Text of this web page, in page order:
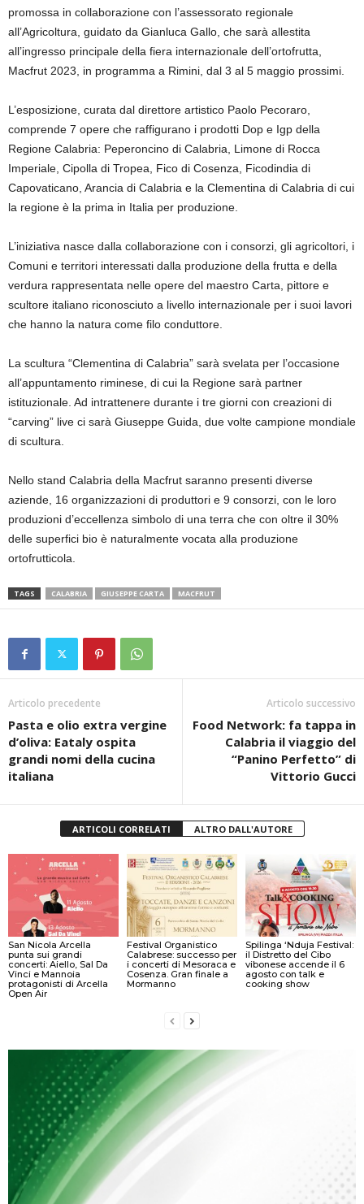
promossa in collaborazione con l’assessorato regionale
all’Agricoltura, guidato da Gianluca Gallo, che sarà allestita
all’ingresso principale della fiera internazionale dell’ortofrutta,
Macfrut 2023, in programma a Rimini, dal 3 al 5 maggio prossimi.
L’esposizione, curata dal direttore artistico Paolo Pecoraro,
comprende 7 opere che raffigurano i prodotti Dop e Igp della
Regione Calabria: Peperoncino di Calabria, Limone di Rocca
Imperiale, Cipolla di Tropea, Fico di Cosenza, Ficodindia di
Capovaticano, Arancia di Calabria e la Clementina di Calabria di cui
la regione è la prima in Italia per produzione.
L’iniziativa nasce dalla collaborazione con i consorzi, gli agricoltori, i
Comuni e territori interessati dalla produzione della frutta e della
verdura rappresentata nelle opere del maestro Carta, pittore e
scultore italiano riconosciuto a livello internazionale per i suoi lavori
che hanno la natura come filo conduttore.
La scultura “Clementina di Calabria” sarà svelata per l’occasione
all’appuntamento riminese, di cui la Regione sarà partner
istituzionale. Ad intrattenere durante i tre giorni con creazioni di
“carving” live ci sarà Giuseppe Guida, due volte campione mondiale
di scultura.
Nello stand Calabria della Macfrut saranno presenti diverse
aziende, 16 organizzazioni di produttori e 9 consorzi, con le loro
produzioni d’eccellenza simbolo di una terra che con oltre il 30%
delle superfici bio è naturalmente vocata alla produzione
ortofrutticola.
TAGS CALABRIA GIUSEPPE CARTA MACFRUT
Articolo precedente
Pasta e olio extra vergine
d’oliva: Eataly ospita
grandi nomi della cucina
italiana
Articolo successivo
Food Network: fa tappa in
Calabria il viaggio del
“Panino Perfetto” di
Vittorio Gucci
ARTICOLI CORRELATI ALTRO DALL'AUTORE
San Nicola Arcella
punta sui grandi
concerti: Aiello, Sal Da
Vinci e Mannoia
protagonisti di Arcella
Open Air
Festival Organistico
Calabrese: successo per
i concerti di Mesoraca e
Cosenza. Gran finale a
Mormanno
Spilinga ‘Nduja Festival:
il Distretto del Cibo
vibonese accende il 6
agosto con talk e
cooking show